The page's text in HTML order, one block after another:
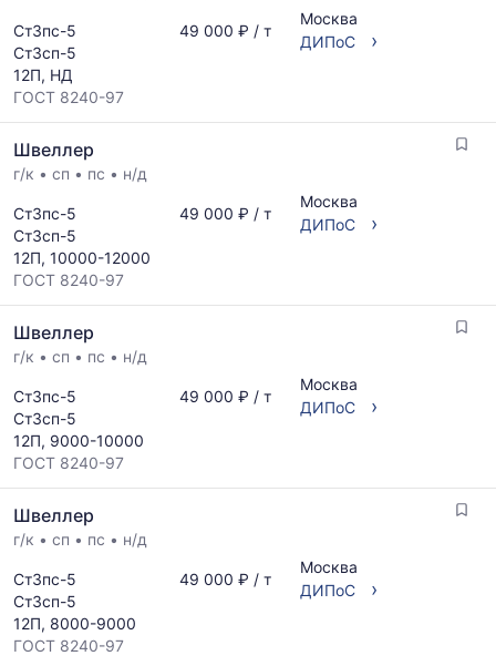
Ст3пс-5
Ст3сп-5
12П, НД
ГОСТ 8240-97
49 000 ₽ / т
Москва
ДИПоС
›
Швеллер
г/к • сп • пс • н/д
Ст3пс-5
Ст3сп-5
12П, 10000-12000
ГОСТ 8240-97
49 000 ₽ / т
Москва
ДИПоС
›
Швеллер
г/к • сп • пс • н/д
Ст3пс-5
Ст3сп-5
12П, 9000-10000
ГОСТ 8240-97
49 000 ₽ / т
Москва
ДИПоС
›
Швеллер
г/к • сп • пс • н/д
Ст3пс-5
Ст3сп-5
12П, 8000-9000
ГОСТ 8240-97
49 000 ₽ / т
Москва
ДИПоС
›